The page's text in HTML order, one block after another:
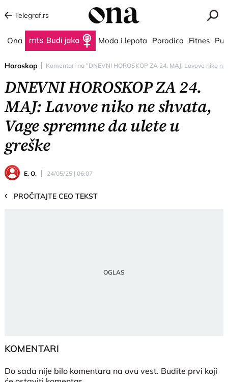
Telegraf.rs
Ona Budi jaka Moda i lepota Porodica Fitnes
Horoskop Komentari na "DNEVNI HOROSKOP ZA 24. MAJ: Lavove niko
DNEVNI HOROSKOP ZA 24.
MAJ: Lavove niko ne shvata,
Vage spremne da ulete u
greške
E. O. 24/05/25 | 06:07
‹ PROČITAJTE CEO TEKST
KOMENTARI
Do sada nije bilo komentara na ovu vest. Budite prvi koji